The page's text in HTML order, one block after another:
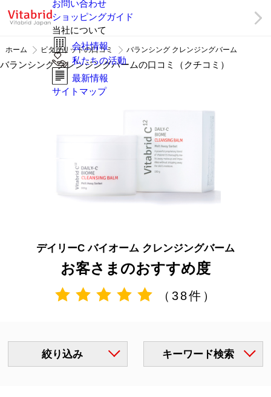
お問い合わせ
ショッピングガイド
当社について
会社情報
私たちの活動
最新情報
サイトマップ
ホーム ビタブリッドの口コミ バランシング クレンジングバーム
バランシング クレンジングバームの口コミ（クチコミ）
デイリーC バイオーム クレンジングバーム
お客さまのおすすめ度
（38件）
絞り込み キーワード検索